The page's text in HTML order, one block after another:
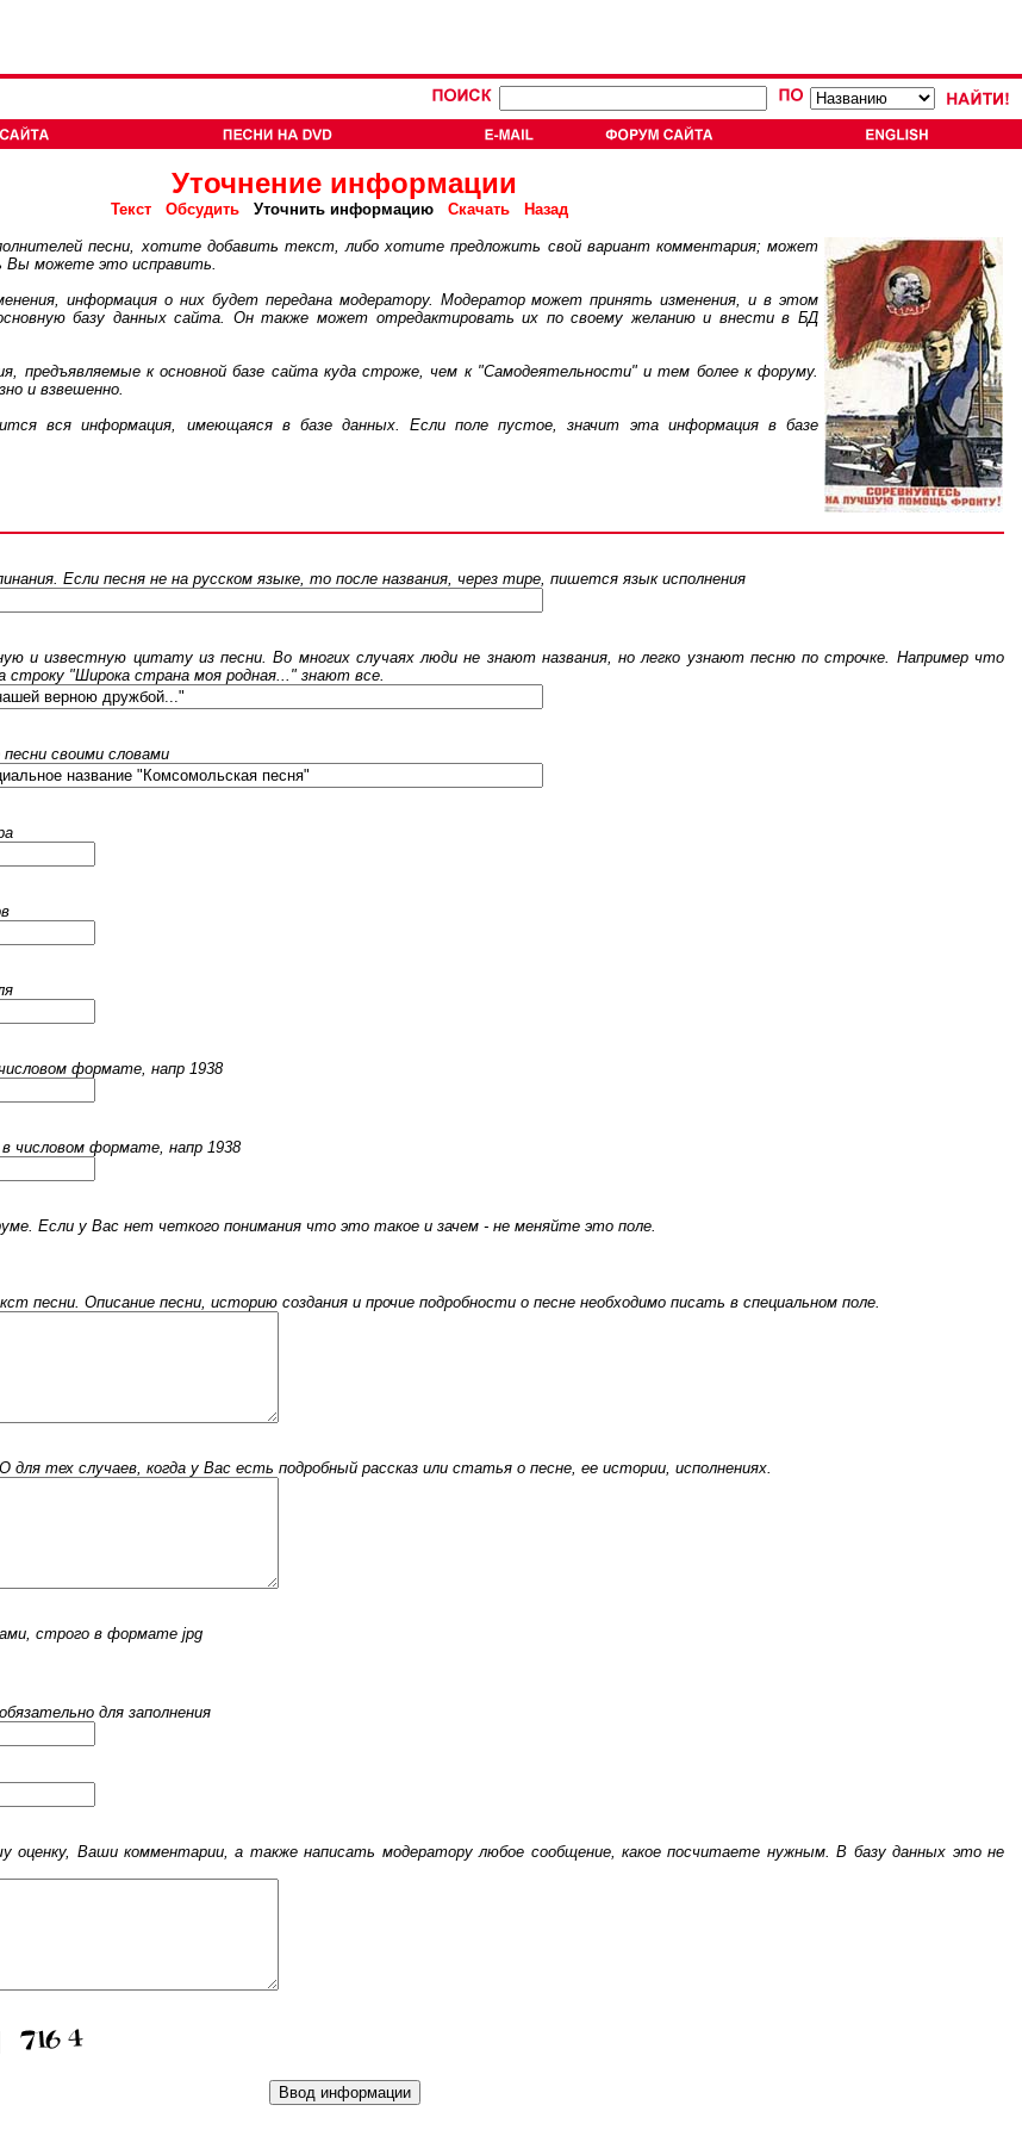
Уточнение информации
Текст Обсудить Уточнить информацию Скачать Назад
песни, хотите добавить текст, либо хотите предложить свой вариант комментария; может
Вы можете это исправить.
информация о них будет передана модератору. Модератор может принять изменения, и в этом
базу данных сайта. Он также может отредактировать их по своему желанию и внести в БД
к основной базе сайта куда строже, чем к "Самодеятельности" и тем более к форуму.
и взвешенно.
вся информация, имеющаяся в базе данных. Если поле пустое, значит эта информация в базе
Если песня не на русском языке, то после названия, через тире, пишется язык исполнения
и известную цитату из песни. Во многих случаях люди не знают названия, но легко узнают песню по строчке. Например что
строку "Широка страна моя родная..." знают все.
своими словами
формате, напр 1938
числовом формате, напр 1938
Если у Вас нет четкого понимания что это такое и зачем - не меняйте это поле.
песни. Описание песни, историю создания и прочие подробности о песне необходимо писать в специальном поле.
тех случаев, когда у Вас есть подробный рассказ или статья о песне, ее истории, исполнениях.
строго в формате jpg
для заполнения
Ваши комментарии, а также написать модератору любое сообщение, какое посчитаете нужным. В базу данных это не